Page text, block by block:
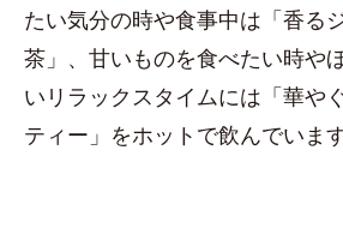
たい気分の時や食事中は「香る
茶」、甘いものを食べたい時や
いリラックスタイムには「華や
ティー」をホットで飲んでいます